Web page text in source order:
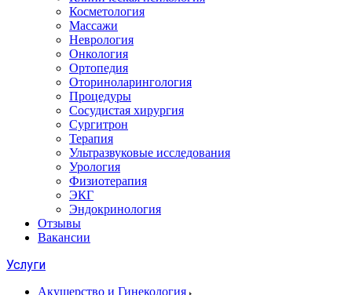
Косметология
Массажи
Неврология
Онкология
Ортопедия
Оториноларингология
Процедуры
Сосудистая хирургия
Сургитрон
Терапия
Ультразвуковые исследования
Урология
Физиотерапия
ЭКГ
Эндокринология
Отзывы
Вакансии
Услуги
Акушерство и Гинекология